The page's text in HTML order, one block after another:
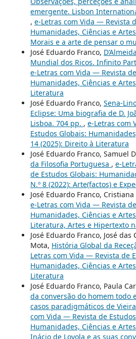
emergente. Lisbon
, e-Letras com Vida — Revista
Humanidades, Ciências e
Morais e a arte de pensar o
José Eduardo Franco,
Mundial dos Ricos. Infinito
e-Letras com Vida — Revista
Humanidades, Ciências e
Literatura
José Eduardo Franco, Sena-
Eclipse: Uma biografia de D.
Lisboa. 704 pp. , e-Letras com
Estudos Globais:
14 (2025): Direito à Literatura
José Eduardo Franco, Samuel
da Filosofia Portuguesa , e-
de Estudos Globais:
N.º 8 (2022): Arte(factos) e
José Eduardo Franco, Cristiana
e-Letras com Vida — Revista
Humanidades, Ciências e
Literatura, Artes e Hipertexto
José Eduardo Franco, José das
Mota, História Global da
Letras com Vida — Revista de
Humanidades, Ciências e
Literatura
José Eduardo Franco, Paula
da conversão do homem todo
casos paradigmáticos de
com Vida — Revista de
Humanidades, Ciências e
Inácio de Loyola e as suas